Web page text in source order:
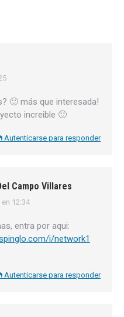
🙂 más que interesada!
increible 🙂
Autenticarse para responder
Campo Villares
12:34
entra por aqui:
i/network1
Autenticarse para responder